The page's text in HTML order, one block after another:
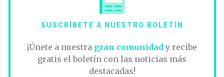
SUSCRÍBETE A NUESTRO BOLETÍN
¡Únete a nuestra gran comunidady recibe
gratis el boletín con las noticias más
destacadas!